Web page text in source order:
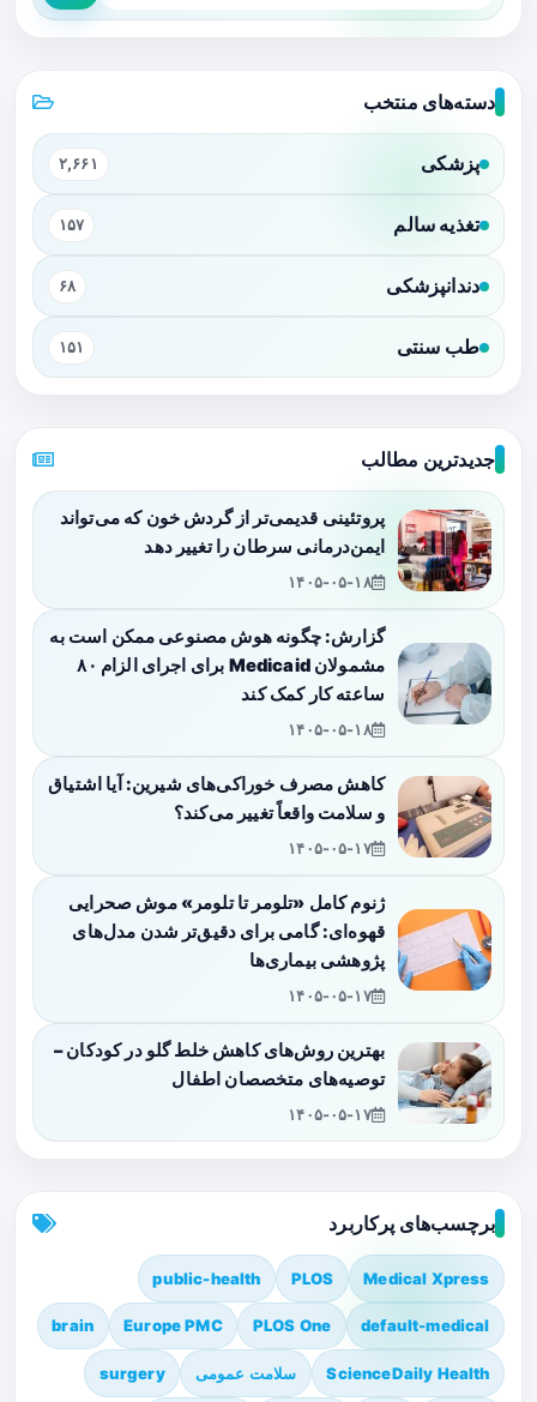
دسته‌های منتخب
پزشکی ۲,۶۶۱
تغذیه سالم ۱۵۷
دندانپزشکی ۶۸
طب سنتی ۱۵۱
جدیدترین مطالب
پروتئینی قدیمی‌تر از گردش خون که می‌تواند
ایمن‌درمانی سرطان را تغییر دهد
۱۴۰۵-۰۵-۱۸
گزارش: چگونه هوش مصنوعی ممکن است به
مشمولان Medicaid برای اجرای الزام ۸۰
ساعته کار کمک کند
۱۴۰۵-۰۵-۱۸
کاهش مصرف خوراکی‌های شیرین: آیا اشتیاق
و سلامت واقعاً تغییر می‌کند؟
۱۴۰۵-۰۵-۱۷
ژنوم کامل «تلومر تا تلومر» موش صحرایی
قهوه‌ای: گامی برای دقیق‌تر شدن مدل‌های
پژوهشی بیماری‌ها
۱۴۰۵-۰۵-۱۷
بهترین روش‌های کاهش خلط گلو در کودکان –
توصیه‌های متخصصان اطفال
۱۴۰۵-۰۵-۱۷
برچسب‌های پرکاربرد
Medical Xpress
PLOS
public-health
default-medical
PLOS One
Europe PMC
brain
ScienceDaily Health سلامت عمومی surgery